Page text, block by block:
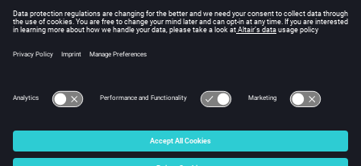
(l'affectation), le bouclage, le branchement
conditionnel, et le branchement sans condition.
Note : Un fichier de commande peut contenir les
© 2025 Altair Engineering, Inc. All Rights Reserved.